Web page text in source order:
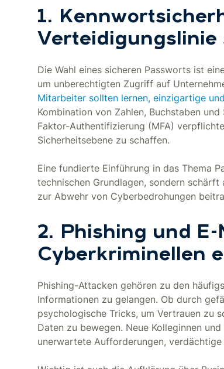
1.
Verteidigungslinie
Die Wahl eines sicheren Passworts ist
um unberechtigten Zugriff auf
Mitarbeiter sollten lernen, einzigartige
Kombination von Zahlen, Buchstaben
Faktor-Authentifizierung (MFA)
Sicherheitsebene zu schaffen.
Eine fundierte Einführung in das Thema
technischen Grundlagen, sondern
zur Abwehr von Cyberbedrohungen
2. Phishing und
Cyberkriminellen
Phishing-Attacken gehören zu den
Informationen zu gelangen. Ob durch
psychologische Tricks, um Vertrauen zu
Daten zu bewegen. Neue Kolleginnen
unerwartete Aufforderungen,